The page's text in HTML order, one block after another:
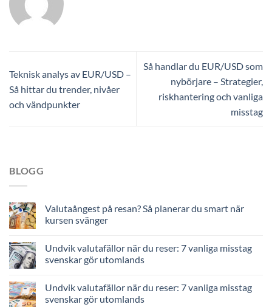
Teknisk analys av EUR/USD –
Så hittar du trender, nivåer
och vändpunkter
Så handlar du EUR/USD som
nybörjare – Strategier,
riskhantering och vanliga
misstag
BLOGG
Valutaångest på resan? Så planerar du smart när
kursen svänger
Undvik valutafällor när du reser: 7 vanliga misstag
svenskar gör utomlands
Undvik valutafällor när du reser: 7 vanliga misstag
svenskar gör utomlands